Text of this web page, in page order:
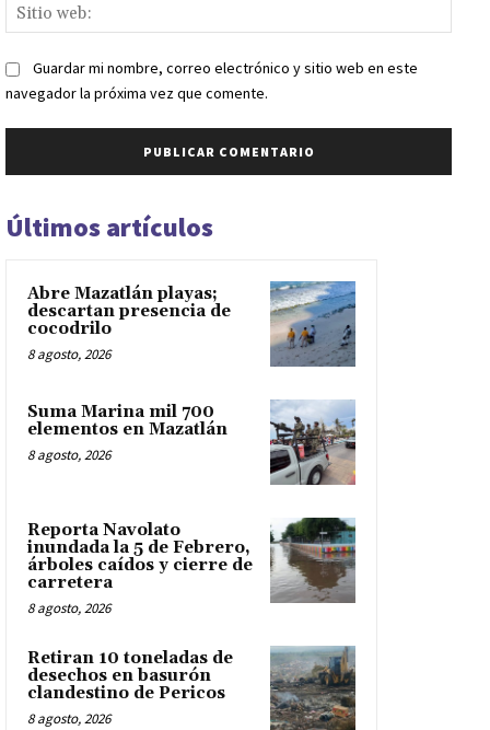
web:
Guardar mi nombre, correo electrónico y sitio web en este
navegador la próxima vez que comente.
Últimos artículos
Abre Mazatlán playas;
descartan presencia de
cocodrilo
8 agosto, 2026
Suma Marina mil 700
elementos en Mazatlán
8 agosto, 2026
Reporta Navolato
inundada la 5 de Febrero,
árboles caídos y cierre de
carretera
8 agosto, 2026
Retiran 10 toneladas de
desechos en basurón
clandestino de Pericos
8 agosto, 2026